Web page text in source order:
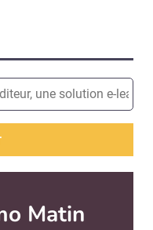
Matin